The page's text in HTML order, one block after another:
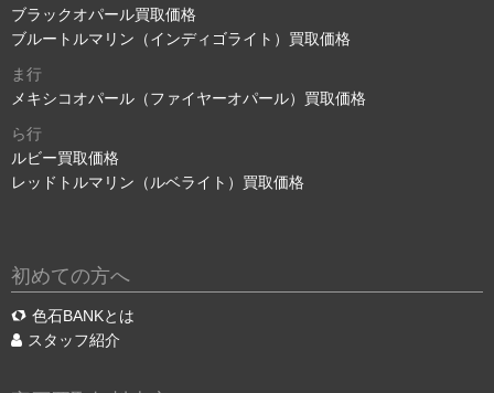
ブラックオパール買取価格
ブルートルマリン（インディゴライト）買取価格
ま行
メキシコオパール（ファイヤーオパール）買取価格
ら行
ルビー買取価格
レッドトルマリン（ルベライト）買取価格
初めての方へ
色石BANKとは
スタッフ紹介